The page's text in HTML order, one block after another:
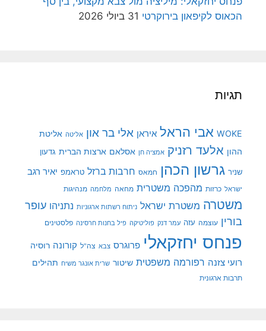
הכאוס לקיפאון בירוקרטי 31 ביולי 2026
תגיות
WOKE אבי הראל איראן אלי בר און אליטה אליטת
ההון אלעד רזניק אמציה חן אסלאם ארצות הברית גדעון
שניר גרשון הכהן חמאס חרבות ברזל טראמפ יאיר רגב
ישראל כרזות מהפכה משטרית מחאה מלחמה מנהיגות
משטרה משטרת ישראל ניתוח רשתות ארגוניות נתניהו עופר
בורין עוצמה עזה עמר דנק פוליטיקה פיל בחנות חרסינה פלסטינים
פנחס יחזקאלי פרוגרס צבא צה"ל קורונה רוסיה
רועי צזנה רפורמה משפטית שיטור שרית אונגר משיח תהילים
תרבות ארגונית